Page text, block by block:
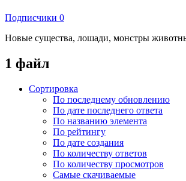
Подписчики 0
Новые существа, лошади, монстры
1 файл
Сортировка
По последнему обновлению
По дате последнего ответа
По названию элемента
По рейтингу
По дате создания
По количеству ответов
По количеству просмотров
Самые скачиваемые